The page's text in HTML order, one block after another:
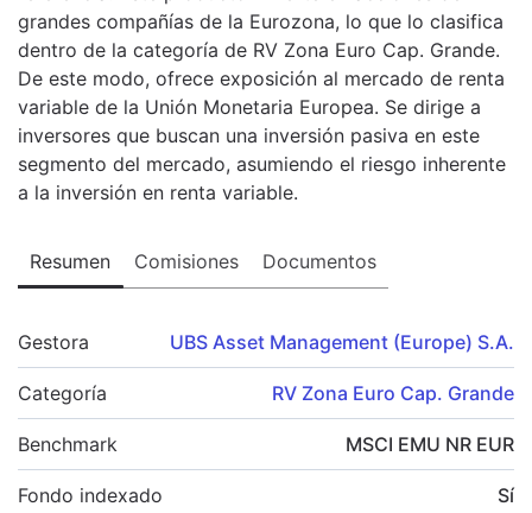
grandes compañías de la Eurozona, lo que lo clasifica
dentro de la categoría de RV Zona Euro Cap. Grande.
De este modo, ofrece exposición al mercado de renta
variable de la Unión Monetaria Europea. Se dirige a
inversores que buscan una inversión pasiva en este
segmento del mercado, asumiendo el riesgo inherente
a la inversión en renta variable.
Resumen Comisiones Documentos
Gestora UBS Asset Management (Europe) S.A.
Categoría RV Zona Euro Cap. Grande
Benchmark MSCI EMU NR EUR
Fondo indexado Sí